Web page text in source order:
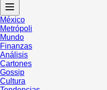
México
Metrópoli
Mundo
Finanzas
Análisis
Cartones
Gossip
Cultura